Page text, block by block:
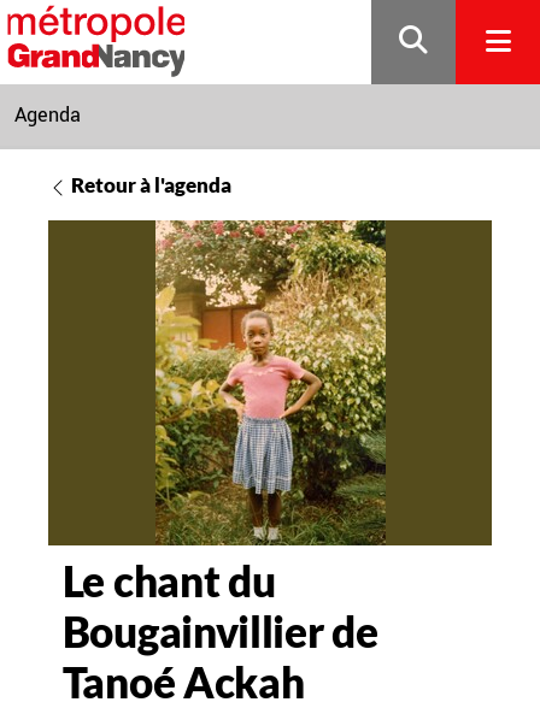
Gestion de vos préférences sur les cookies
Agenda
Retour à l'agenda
Le chant du
Bougainvillier de
Tanoé Ackah